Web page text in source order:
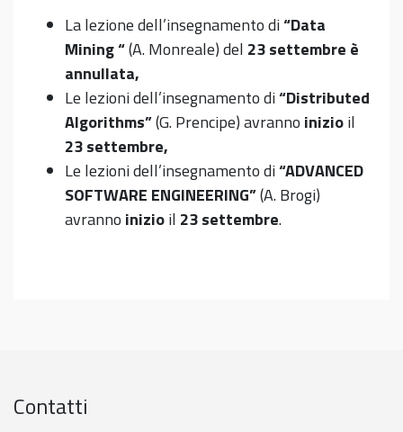
La lezione dell’insegnamento di“Data
Mining “(A. Monreale) del 23 settembre è
annullata,
Le lezioni dell’insegnamento di“Distributed
Algorithms”(G. Prencipe) avranno inizioil
23 settembre,
Le lezioni dell’insegnamento di“ADVANCED
SOFTWARE ENGINEERING”(A. Brogi)
avranno inizioil 23 settembre.
Contatti